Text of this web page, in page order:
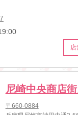
尼崎中央商店
〒660-0884